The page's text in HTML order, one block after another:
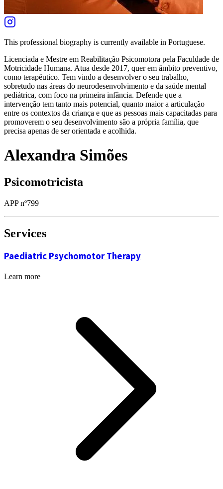
This professional biography is currently available in Portuguese.
Licenciada e Mestre em Reabilitação Psicomotora pela Faculdade de
Motricidade Humana. Atua desde 2017, quer em âmbito preventivo,
como terapêutico. Tem vindo a desenvolver o seu trabalho,
sobretudo nas áreas do neurodesenvolvimento e da saúde mental
pediátrica, com foco na primeira infância. Defende que a
intervenção tem tanto mais potencial, quanto maior a articulação
entre os contextos da criança e que as pessoas mais capacitadas para
promoverem o seu desenvolvimento são a própria família, que
precisa apenas de ser orientada e acolhida.
Alexandra Simões
Psicomotricista
APP nº799
Services
Paediatric Psychomotor Therapy
Learn more